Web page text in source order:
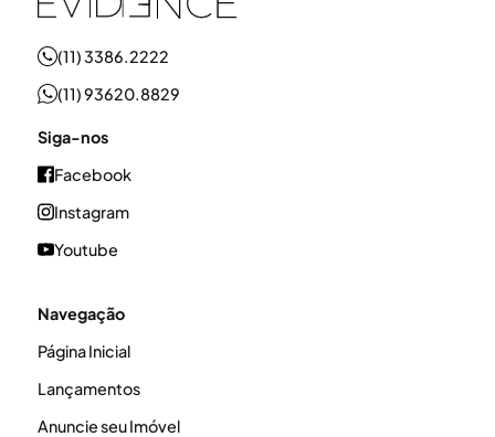
(11) 3386.2222
(11) 93620.8829
Siga-nos
Facebook
Instagram
Youtube
Navegação
Página Inicial
Lançamentos
Anuncie seu Imóvel